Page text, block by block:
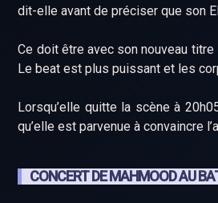
dit-elle avant de préciser que son
Ce doit être avec son nouveau titre
Le beat est plus puissant et les
Lorsqu’elle quitte la scène à
qu’elle est parvenue à convaincre
CONCERT DE MAHMOOD AU